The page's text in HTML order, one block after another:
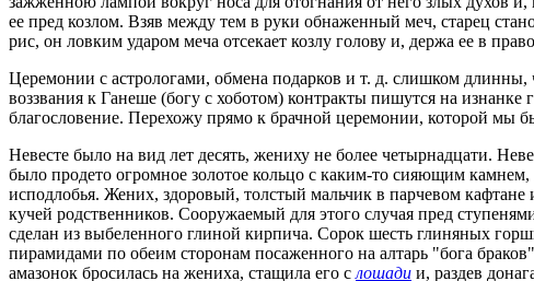
ее пред козлом. Взяв между тем в руки обнаженный меч, старец
рис, он ловким ударом меча отсекает козлу голову и, держа ее в
Церемонии с астрологами, обмена подарков и т. д. слишком длинны,
воззвания к Ганеше (богу с хоботом) контракты пишутся на
благословение. Перехожу прямо к брачной церемонии, которой мы
Невесте было на вид лет десять, жениху не более четырнадцати.
было продето огромное золотое кольцо с каким-то сияющим
исподлобья. Жених, здоровый, толстый мальчик в парчевом
кучей родственников. Сооружаемый для этого случая пред
сделан из выбеленного глиной кирпича. Сорок шесть глиняных
пирамидами по обеим сторонам посаженного на алтарь "бога
амазонок бросилась на жениха, стащила его слошади и, раздев